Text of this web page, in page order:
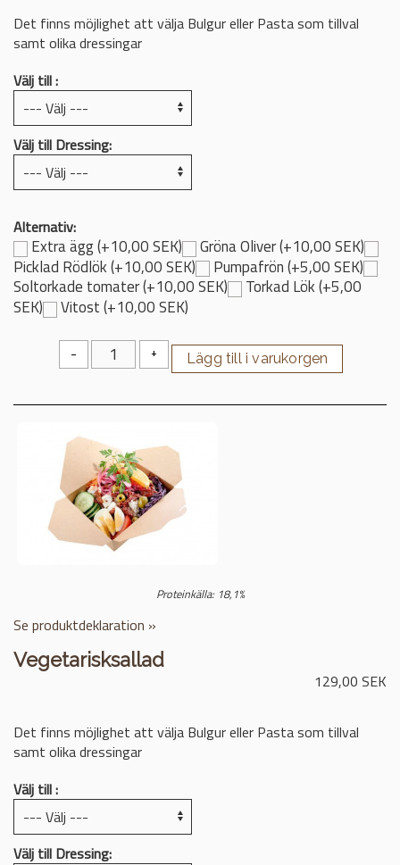
Det finns möjlighet att välja Bulgur eller Pasta som tillval
samt olika dressingar
Välj till :
Välj till Dressing:
Alternativ:
Extra ägg (+10,00 SEK)
Gröna Oliver (+10,00 SEK)
Picklad Rödlök (+10,00 SEK)
Pumpafrön (+5,00 SEK)
Soltorkade tomater (+10,00 SEK)
Torkad Lök (+5,00
SEK)
Vitost (+10,00 SEK)
- +
Proteinkälla: 18,1%
Se produktdeklaration »
Vegetarisksallad
129,00 SEK
Det finns möjlighet att välja Bulgur eller Pasta som tillval
samt olika dressingar
Välj till :
Välj till Dressing: